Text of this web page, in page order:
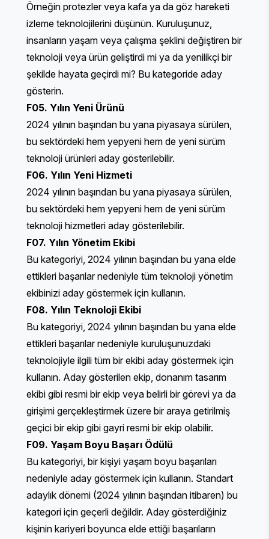
Örneğin protezler veya kafa ya da göz hareketi
izleme teknolojilerini düşünün. Kuruluşunuz,
insanların yaşam veya çalışma şeklini değiştiren bir
teknoloji veya ürün geliştirdi mi ya da yenilikçi bir
şekilde hayata geçirdi mi? Bu kategoride aday
gösterin.
F05. Yılın Yeni Ürünü
2024 yılının başından bu yana piyasaya sürülen,
bu sektördeki hem yepyeni hem de yeni sürüm
teknoloji ürünleri aday gösterilebilir.
F06. Yılın Yeni Hizmeti
2024 yılının başından bu yana piyasaya sürülen,
bu sektördeki hem yepyeni hem de yeni sürüm
teknoloji hizmetleri aday gösterilebilir.
F07. Yılın Yönetim Ekibi
Bu kategoriyi, 2024 yılının başından bu yana elde
ettikleri başarılar nedeniyle tüm teknoloji yönetim
ekibinizi aday göstermek için kullanın.
F08. Yılın Teknoloji Ekibi
Bu kategoriyi, 2024 yılının başından bu yana elde
ettikleri başarılar nedeniyle kuruluşunuzdaki
teknolojiyle ilgili tüm bir ekibi aday göstermek için
kullanın. Aday gösterilen ekip, donanım tasarım
ekibi gibi resmi bir ekip veya belirli bir görevi ya da
girişimi gerçekleştirmek üzere bir araya getirilmiş
geçici bir ekip gibi gayri resmi bir ekip olabilir.
F09. Yaşam Boyu Başarı Ödülü
Bu kategoriyi, bir kişiyi yaşam boyu başarıları
nedeniyle aday göstermek için kullanın. Standart
adaylık dönemi (2024 yılının başından itibaren) bu
kategori için geçerli değildir. Aday gösterdiğiniz
kişinin kariyeri boyunca elde ettiği başarıların